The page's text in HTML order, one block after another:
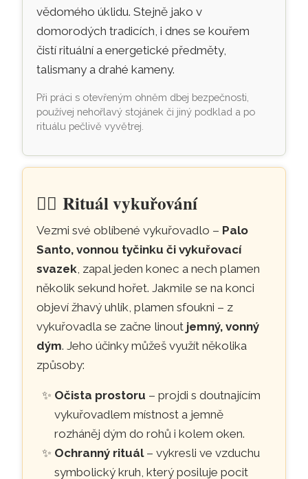
vědomého úklidu. Stejně jako v
domorodých tradicích, i dnes se kouřem
čistí rituální a energetické předměty,
talismany a drahé kameny.
Při práci s otevřeným ohněm dbej bezpečnosti,
používej nehořlavý stojánek či jiný podklad a po
rituálu pečlivě vyvětrej.
🧘‍♀️Rituál vykuřování
Vezmi své oblíbené vykuřovadlo – Palo
Santo, vonnou tyčinku či vykuřovací
svazek , zapal jeden konec a nech plamen
několik sekund hořet. Jakmile se na konci
objeví žhavý uhlík, plamen sfoukni – z
vykuřovadla se začne linout jemný, vonný
dým. Jeho účinky můžeš využít několika
způsoby:
Očista prostoru – projdi s doutnajícím
vykuřovadlem místnost a jemně
rozháněj dým do rohů i kolem oken.
Ochranný rituál– vykresli ve vzduchu
symbolický kruh, který posiluje pocit